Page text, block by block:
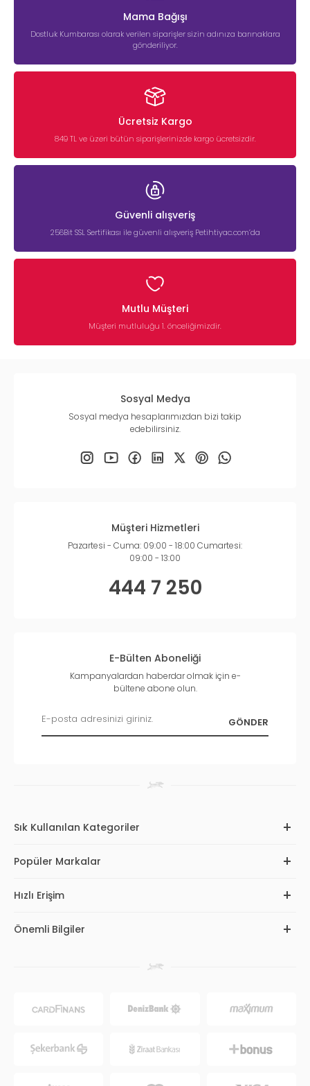
Mama Bağışı
Dostluk Kumbarası olarak verilen siparişler sizin adınıza barınaklara
gönderiliyor.
Ücretsiz Kargo
849 TL ve üzeri bütün siparişlerinizde kargo ücretsizdir.
Güvenli alışveriş
256Bit SSL Sertifikası ile güvenli alışveriş Petihtiyac.com’da
Mutlu Müşteri
Müşteri mutluluğu 1. önceliğimizdir.
Sosyal Medya
Sosyal medya hesaplarımızdan bizi takip
edebilirsiniz.
Müşteri Hizmetleri
Pazartesi - Cuma: 09:00 - 18:00 Cumartesi:
09:00 - 13:00
444 7 250
E-Bülten Aboneliği
Kampanyalardan haberdar olmak için e-
bültene abone olun.
Sık Kullanılan Kategoriler
Popüler Markalar
Hızlı Erişim
Önemli Bilgiler